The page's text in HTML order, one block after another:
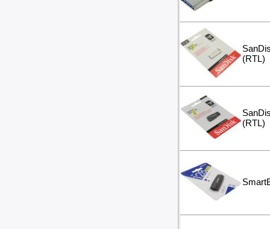
(RTL)
(RTL)